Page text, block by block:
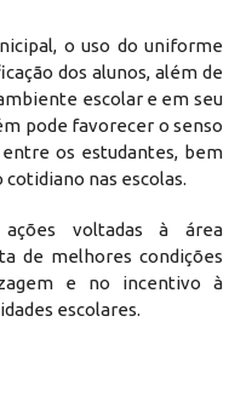
o uso do uniforme
dos alunos, além de
escolar e em seu
pode favorecer o senso
os estudantes, bem
nas escolas.
voltadas à área
de melhores condições
e no incentivo à
escolares.